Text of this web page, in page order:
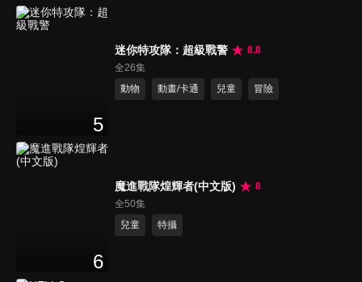
5
迷你特攻隊：超級戰警
8.8
全26集
動物
動畫/卡通 兒童 冒險
6
魔進戰隊煌輝者(中文版)
8
全50集
兒童
特攝